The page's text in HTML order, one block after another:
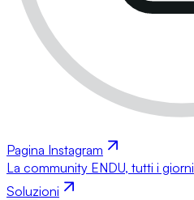
Pagina Instagram
La community ENDU, tutti i giorni
Soluzioni